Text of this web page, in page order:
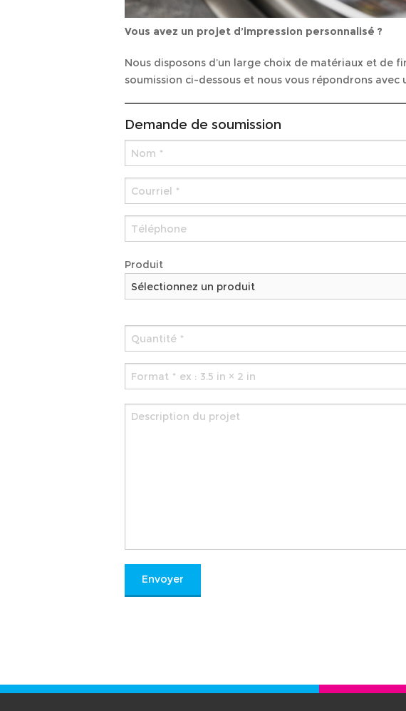
Vous avez un projet d’impression personnalisé ?
Nous disposons d’un large choix de matériaux et de
soumission ci-dessous et nous vous répondrons avec
Demande de soumission
Produit